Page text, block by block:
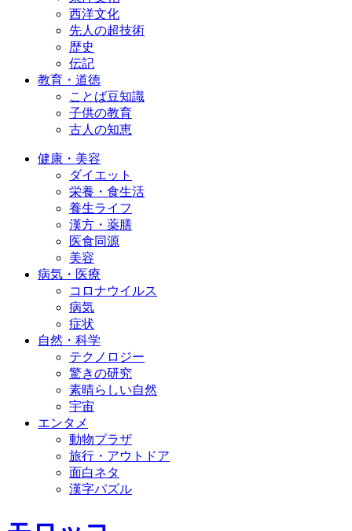
西洋文化
先人の超技術
歴史
伝記
教育・道徳
ことば豆知識
子供の教育
古人の知恵
健康・美容
ダイエット
栄養・食生活
養生ライフ
漢方・薬膳
医食同源
美容
病気・医療
コロナウイルス
病気
症状
自然・科学
テクノロジー
驚きの研究
素晴らしい自然
宇宙
エンタメ
動物プラザ
旅行・アウトドア
面白ネタ
漢字パズル